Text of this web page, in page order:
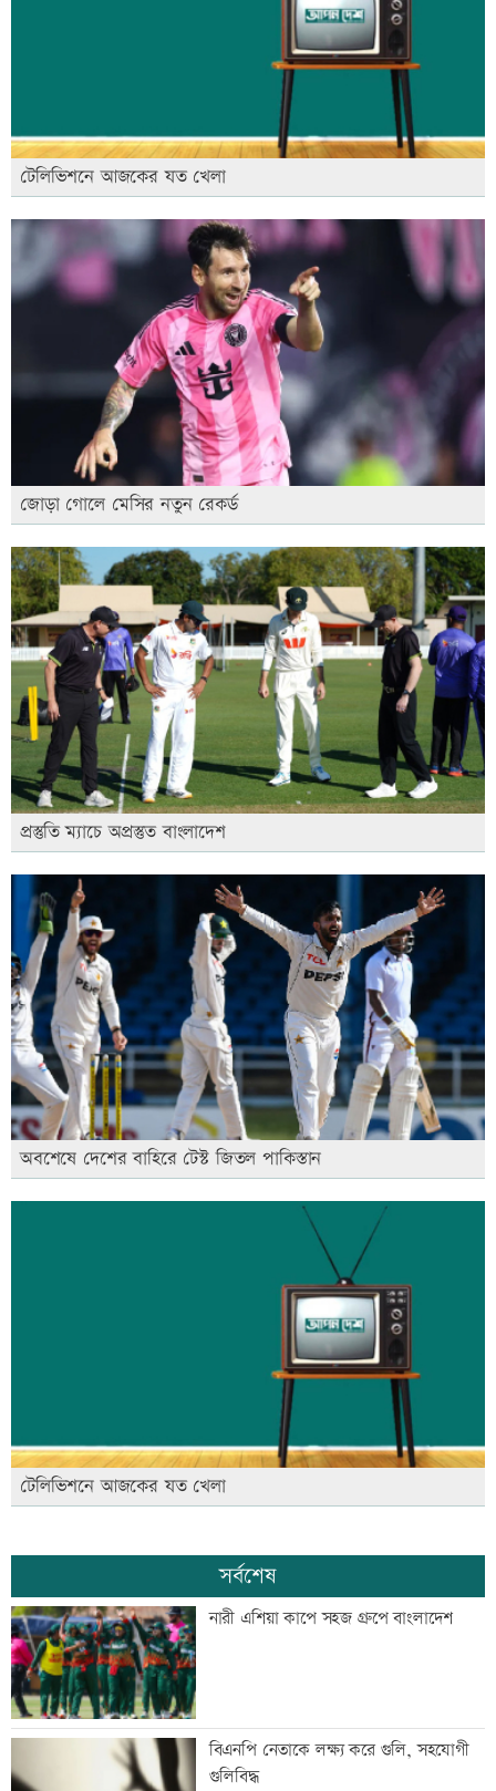
টেলিভিশনে আজকের যত খেলা
জোড়া গোলে মেসির নতুন রেকর্ড
প্রস্তুতি ম্যাচে অপ্রস্তুত বাংলাদেশ
অবশেষে দেশের বাহিরে টেস্ট জিতল পাকিস্তান
টেলিভিশনে আজকের যত খেলা
সর্বশেষ
নারী এশিয়া কাপে সহজ গ্রুপে বাংলাদেশ
বিএনপি নেতাকে লক্ষ্য করে গুলি, সহযোগী
গুলিবিদ্ধ